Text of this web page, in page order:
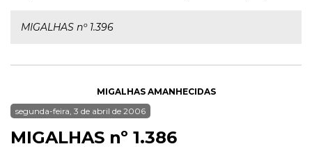
MIGALHAS nº 1.396
MIGALHAS AMANHECIDAS
segunda-feira, 3 de abril de 2006
MIGALHAS nº 1.386